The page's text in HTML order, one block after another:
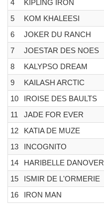
4
KIPLING IRON
5
KOM KHALEESI
6
JOKER DU RANCH
7
JOESTAR DES NOES
8
KALYPSO DREAM
9
KAILASH ARCTIC
10
IROISE DES BAULTS
11
JADE FOR EVER
12
KATIA DE MUZE
13
INCOGNITO
14
HARIBELLE DANOVER
15
ISMIR DE L'ORMERIE
16
IRON MAN